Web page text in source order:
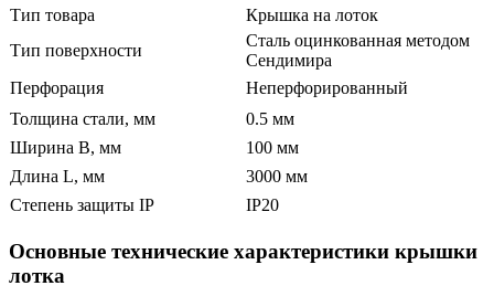
Тип товара
Крышка на лоток
Тип поверхности
Сталь оцинкованная методом
Сендимира
Перфорация
Неперфорированный
Толщина стали, мм
0.5 мм
Ширина B, мм
100 мм
Длина L, мм
3000 мм
Степень защиты IP
IP20
Основные технические характеристики крышки
лотка